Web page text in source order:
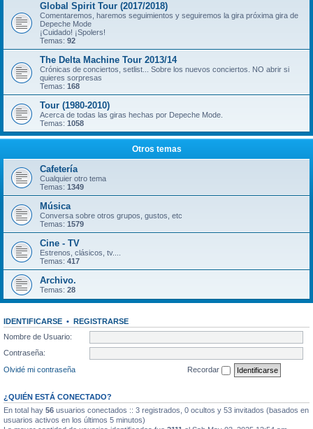
Global Spirit Tour (2017/2018)
Comentaremos, haremos seguimientos y seguiremos la gira próxima gira de
Depeche Mode
¡Cuidado! ¡Spolers!
Temas: 92
The Delta Machine Tour 2013/14
Crónicas de conciertos, setlist... Sobre los nuevos conciertos. NO abrir si
quieres sorpresas
Temas: 168
Tour (1980-2010)
Acerca de todas las giras hechas por Depeche Mode.
Temas: 1058
Otros temas
Cafetería
Cualquier otro tema
Temas: 1349
Música
Conversa sobre otros grupos, gustos, etc
Temas: 1579
Cine - TV
Estrenos, clásicos, tv....
Temas: 417
Archivo.
Temas: 28
IDENTIFICARSE • REGISTRARSE
Nombre de Usuario:
Contraseña:
Olvidé mi contraseña
Recordar
¿QUIÉN ESTÁ CONECTADO?
En total hay 56 usuarios conectados :: 3 registrados, 0 ocultos y 53 invitados (basados en
usuarios activos en los últimos 5 minutos)